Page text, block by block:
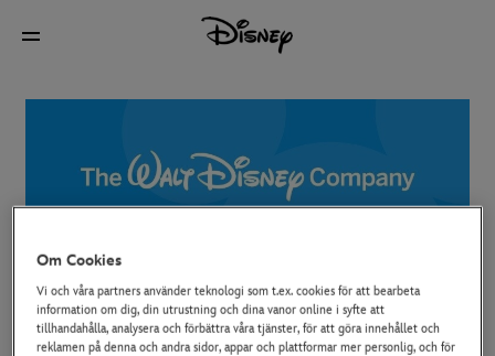
Om oss
Om Cookies
Vi och våra partners använder teknologi som t.ex. cookies för att bearbeta
information om dig, din utrustning och dina vanor online i syfte att
tillhandahålla, analysera och förbättra våra tjänster, för att göra innehållet och
reklamen på denna och andra sidor, appar och plattformar mer personlig, och för